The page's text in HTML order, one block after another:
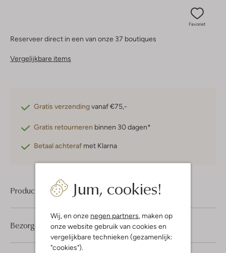
Jum, cookies!
Wij, en onze negen partners , maken op
onze website gebruik van cookies en
vergelijkbare technieken (gezamenlijk:
"cookies").
Favoriet
Reserveer direct in een van onze 37 boutiques
Vergelijkbare items
Gratis verzendingvanaf €75,-
Gratis retourneren binnen 30 dagen*
Betaal achteraf met Klarna
Product informatie
Bezorgen & retourneren